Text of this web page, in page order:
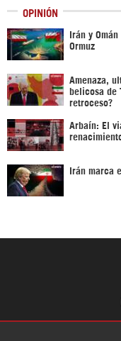
OPINIÓN
Irán y
Ormuz
Amenaza,
belicosa de
retroceso?
Arbaín: El
Irán marca